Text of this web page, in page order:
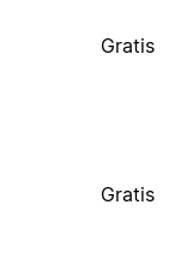
Gratis
Gratis